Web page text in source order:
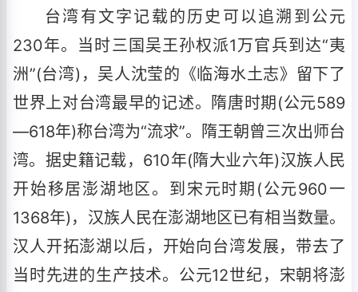
台湾有文字记载的历史可以追溯到公元
230年。当时三国吴王孙权派1万官兵到达“夷
洲”(台湾)，吴人沈莹的《临海水土志》留下了
世界上对台湾最早的记述。隋唐时期(公元589
—618年)称台湾为“流求”。隋王朝曾三次出师台
湾。据史籍记载，610年(隋大业六年)汉族人民
开始移居澎湖地区。到宋元时期(公元960一
1368年)，汉族人民在澎湖地区已有相当数量。
汉人开拓澎湖以后，开始向台湾发展，带去了
当时先进的生产技术。公元12世纪，宋朝将澎